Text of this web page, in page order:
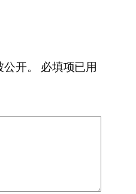
开。
必填项已用